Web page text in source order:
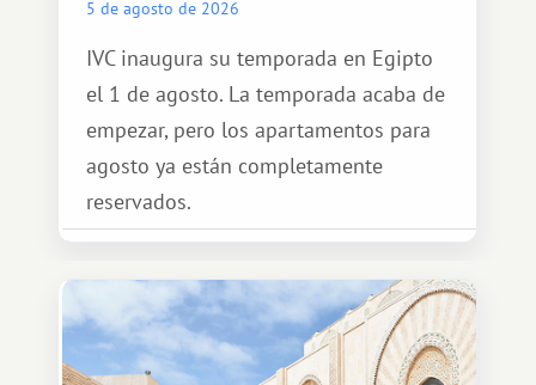
5 de agosto de 2026
IVC inaugura su temporada en Egipto
el 1 de agosto. La temporada acaba de
empezar, pero los apartamentos para
agosto ya están completamente
reservados.